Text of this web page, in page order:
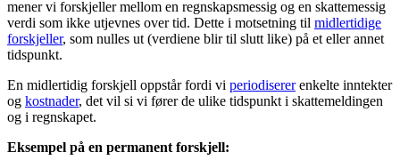
mener vi forskjeller mellom en regnskapsmessig og en skattemessig
verdi som ikke utjevnes over tid. Dette i motsetning til midlertidige
forskjeller, som nulles ut (verdiene blir til slutt like) på et eller annet
tidspunkt.
En midlertidig forskjell oppstår fordi vi periodisererenkelte inntekter
og kostnader, det vil si vi fører de ulike tidspunkt i skattemeldingen
og i regnskapet.
Eksempel på en permanent forskjell: